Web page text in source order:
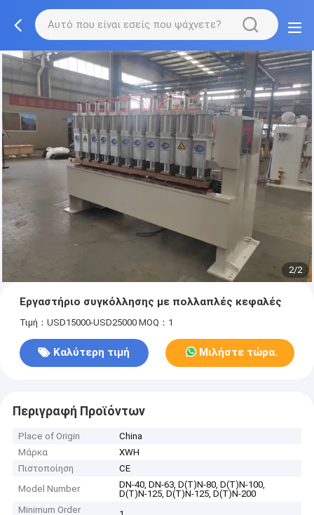
2/2
Εργαστήριο συγκόλλησης με πολλαπλές κεφαλές
Τιμή：USD15000-USD25000 MOQ：1
Καλύτερη τιμή Μιλήστε τώρα.
Περιγραφή Προϊόντων
Place of Origin
China
Μάρκα
XWH
Πιστοποίηση
CE
Model Number
DN-40, DN-63, D(T)N-80, D(T)N-100,
D(T)N-125, D(T)N-125, D(T)N-200
Minimum Order